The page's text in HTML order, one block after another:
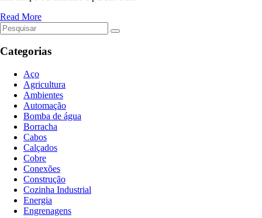
Read More
Categorias
Aço
Agricultura
Ambientes
Automação
Bomba de água
Borracha
Cabos
Calçados
Cobre
Conexões
Construção
Cozinha Industrial
Energia
Engrenagens